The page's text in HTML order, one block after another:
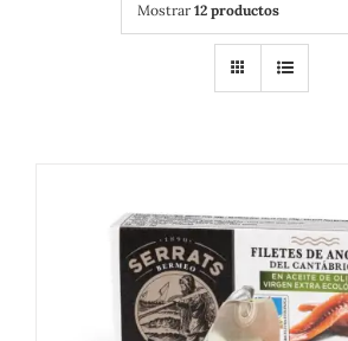
Mostrar 12 productos